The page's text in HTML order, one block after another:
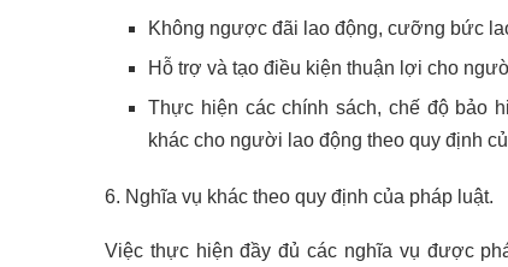
Không ngược đãi lao động, cưỡng bức
Hỗ trợ và tạo điều kiện thuận lợi cho
Thực hiện các chính sách, chế độ bảo
khác cho người lao động theo quy định
6. Nghĩa vụ khác theo quy định của pháp luật.
Việc thực hiện đầy đủ các nghĩa vụ được